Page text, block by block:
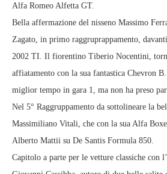
Alfa Romeo Alfetta GT.
Bella affermazione del nisseno Massimo
Zagato, in primo raggruprappamento,
2002 TI. Il fiorentino Tiberio Nocentini,
affiatamento con la sua fantastica Chevron
miglior tempo in gara 1, ma non ha preso
Nel 5° Raggruppamento da sottolineare la
Massimiliano Vitali, che con la sua Alfa
Alberto Mattii su De Santis Formula 850.
Capitolo a parte per le vetture classiche con